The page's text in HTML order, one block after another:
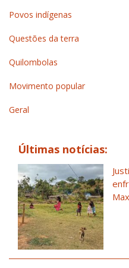
Povos indígenas
Questões da terra
Quilombolas
Movimento popular
Geral
Últimas notícias: